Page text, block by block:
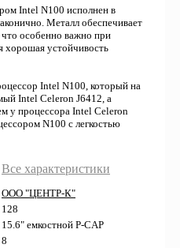
Intel N100 исполнен в
Металл обеспечивает
особенно важно при
хорошая устойчивость
Intel N100, который на
Intel Celeron J6412, а
у процессора Intel Celeron
N100 с легкостью
Все характеристики
ООО "ЦЕНТР-К"
128
15.6" емкостной P-CAP
8